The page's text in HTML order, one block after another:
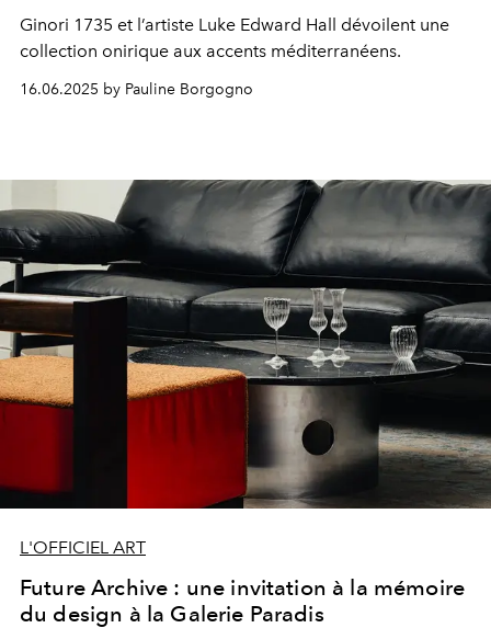
Ginori 1735 et l’artiste Luke Edward Hall dévoilent une
collection onirique aux accents méditerranéens.
16.06.2025 by Pauline Borgogno
L'OFFICIEL ART
Future Archive : une invitation à la mémoire
du design à la Galerie Paradis